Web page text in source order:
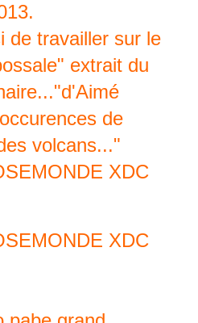
de travailler sur le
extrait du
de
volcans..."